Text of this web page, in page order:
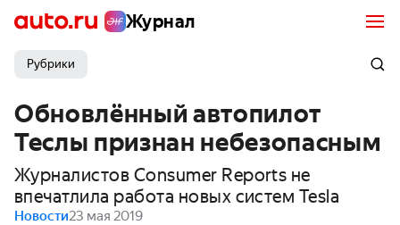
Журнал
Рубрики
Обновлённый автопилот
Теслы признан небезопасным
Журналистов Consumer Reports не
впечатлила работа новых систем Tesla
Новости23 мая 2019